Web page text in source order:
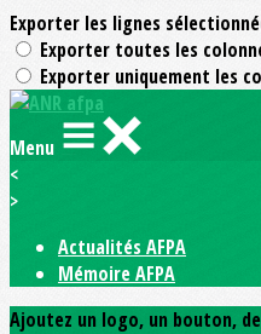
Exporter les lignes
Exporter toutes les
Exporter uniquement les
Menu
<
>
Actualités AFPA
Mémoire AFPA
Ajoutez un logo, un bouton,